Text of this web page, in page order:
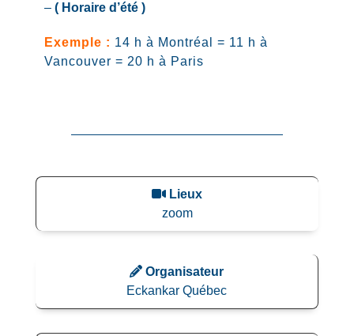
– ( Horaire d’été )
Exemple : 14 h à Montréal = 11 h à
Vancouver = 20 h à Paris
Lieux
zoom
Organisateur
Eckankar Québec